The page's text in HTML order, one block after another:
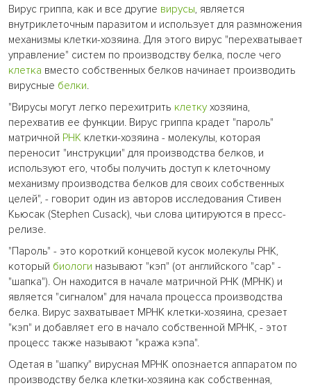
Вирус гриппа, как и все другие вирусы, является
внутриклеточным паразитом и использует для размножения
механизмы клетки-хозяина. Для этого вирус "перехватывает
управление" систем по производству белка, после чего
клетка вместо собственных белков начинает производить
вирусные белки.
"Вирусы могут легко перехитрить клеткухозяина,
перехватив ее функции. Вирус гриппа крадет "пароль"
матричной РНК клетки-хозяина - молекулы, которая
переносит "инструкции" для производства белков, и
используют его, чтобы получить доступ к клеточному
механизму производства белков для своих собственных
целей", - говорит один из авторов исследования Стивен
Кьюсак (Stephen Cusack), чьи слова цитируются в пресс-
релизе.
"Пароль" - это короткий концевой кусок молекулы РНК,
который биологи называют "кэп" (от английского "cap" -
"шапка"). Он находится в начале матричной РНК (МРНК) и
является "сигналом" для начала процесса производства
белка. Вирус захватывает МРНК клетки-хозяина, срезает
"кэп" и добавляет его в начало собственной МРНК, - этот
процесс также называют "кража кэпа".
Одетая в "шапку" вирусная МРНК опознается аппаратом по
производству белка клетки-хозяина как собственная,